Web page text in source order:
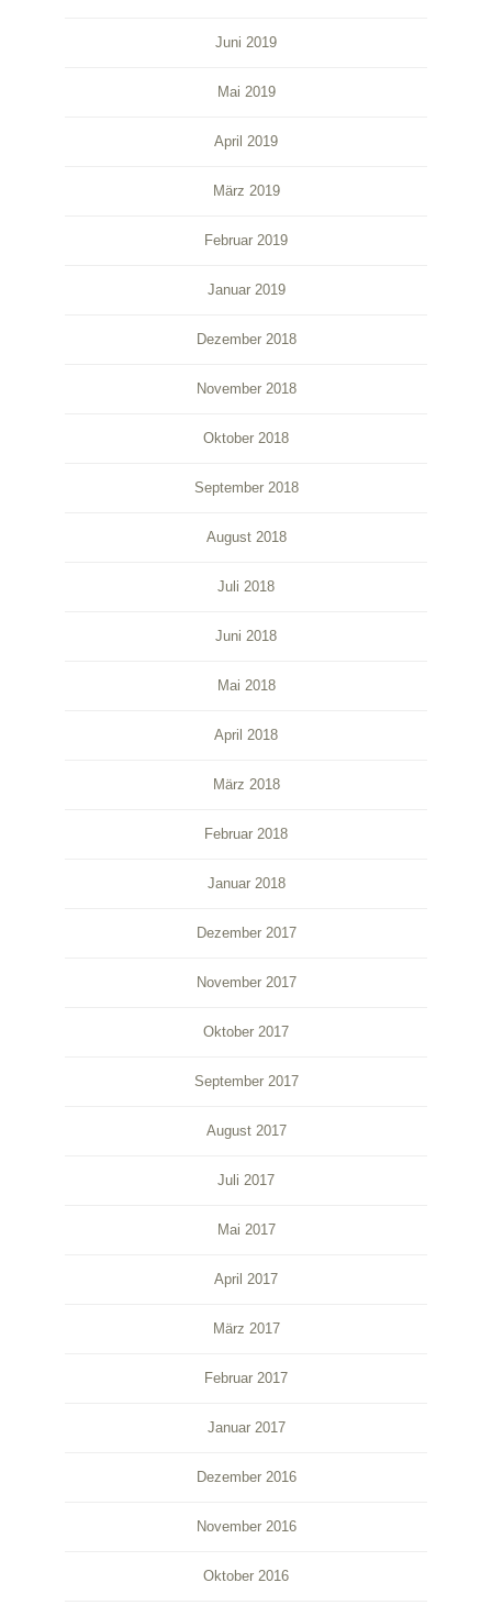
Juni 2019
Mai 2019
April 2019
März 2019
Februar 2019
Januar 2019
Dezember 2018
November 2018
Oktober 2018
September 2018
August 2018
Juli 2018
Juni 2018
Mai 2018
April 2018
März 2018
Februar 2018
Januar 2018
Dezember 2017
November 2017
Oktober 2017
September 2017
August 2017
Juli 2017
Mai 2017
April 2017
März 2017
Februar 2017
Januar 2017
Dezember 2016
November 2016
Oktober 2016